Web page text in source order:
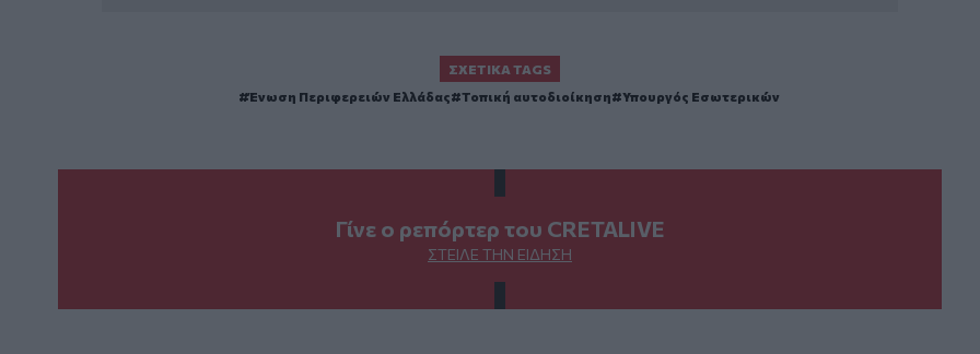
ΣΧΕΤΙΚΆ TAGS
Ένωση Περιφερειών Ελλάδας
Τοπική αυτοδιοίκηση Υπουργός Εσωτερικών
Γίνε ο ρεπόρτερ του CRETALIVE
ΣΤΕΊΛΕ ΤΗΝ ΕΊΔΗΣΗ